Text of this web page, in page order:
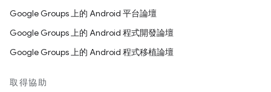
Google Groups 上的 Android 平台論壇
Google Groups 上的 Android 程式開發論壇
Google Groups 上的 Android 程式移植論壇
取得協助